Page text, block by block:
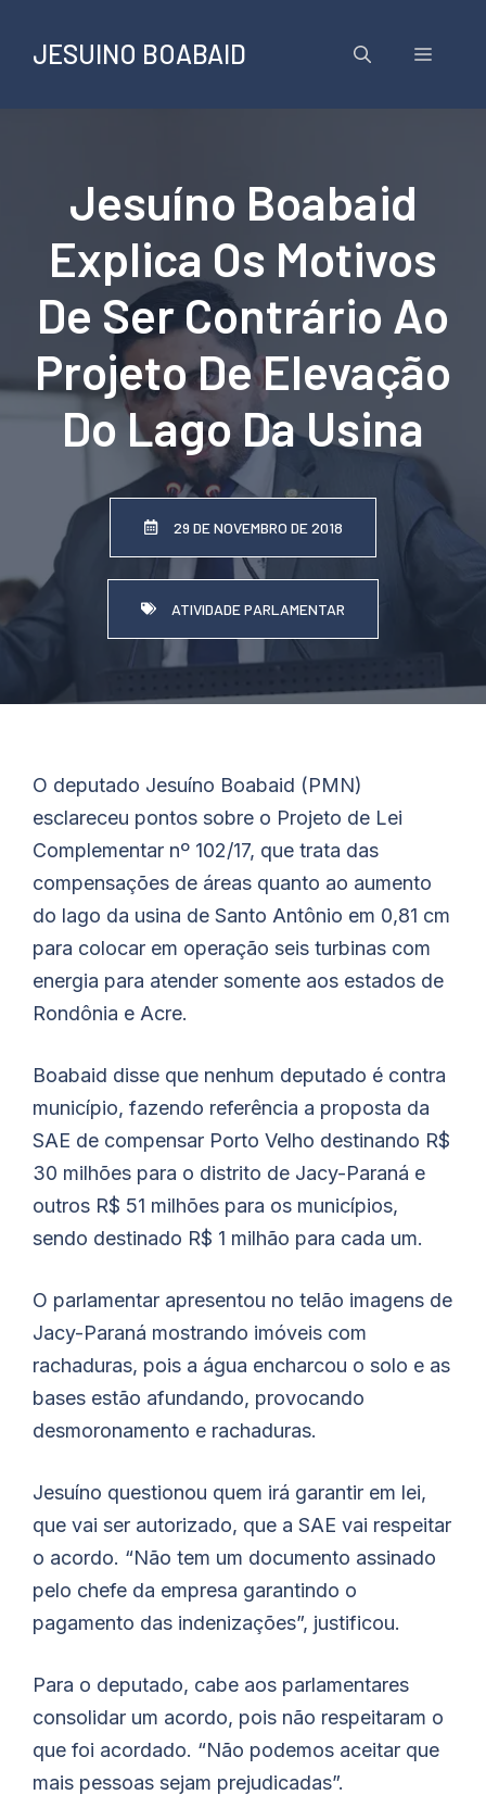
JESUINO BOABAID Menu
Jesuíno Boabaid
Explica Os Motivos
De Ser Contrário Ao
Projeto De Elevação
Do Lago Da Usina
29 DE NOVEMBRO DE 2018
ATIVIDADE PARLAMENTAR
O deputado Jesuíno Boabaid (PMN)
esclareceu pontos sobre o Projeto de Lei
Complementar nº 102/17, que trata das
compensações de áreas quanto ao aumento
do lago da usina de Santo Antônio em 0,81 cm
para colocar em operação seis turbinas com
energia para atender somente aos estados de
Rondônia e Acre.
Boabaid disse que nenhum deputado é contra
município, fazendo referência a proposta da
SAE de compensar Porto Velho destinando R$
30 milhões para o distrito de Jacy-Paraná e
outros R$ 51 milhões para os municípios,
sendo destinado R$ 1 milhão para cada um.
O parlamentar apresentou no telão imagens de
Jacy-Paraná mostrando imóveis com
rachaduras, pois a água encharcou o solo e as
bases estão afundando, provocando
desmoronamento e rachaduras.
Jesuíno questionou quem irá garantir em lei,
que vai ser autorizado, que a SAE vai respeitar
o acordo. “Não tem um documento assinado
pelo chefe da empresa garantindo o
pagamento das indenizações”, justificou.
Para o deputado, cabe aos parlamentares
consolidar um acordo, pois não respeitaram o
que foi acordado. “Não podemos aceitar que
mais pessoas sejam prejudicadas”.